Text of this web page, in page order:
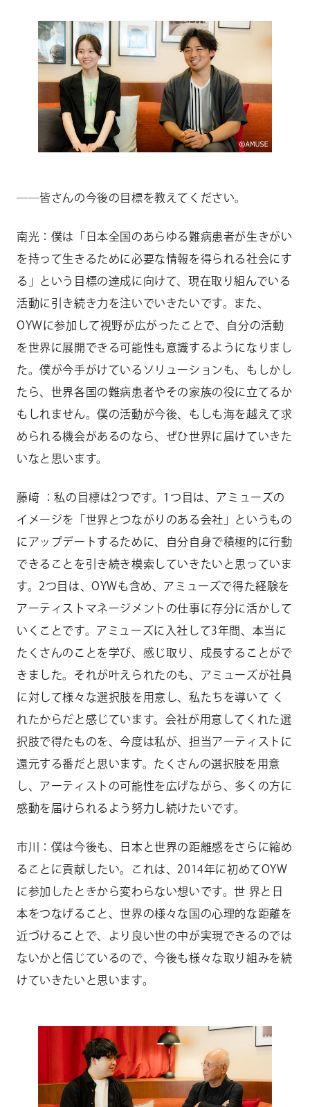
――皆さんの今後の目標を教えてください。
南光：僕は「日本全国のあらゆる難病患者が生きがい
を持って生きるために必要な情報を得られる社会にす
る」という目標の達成に向けて、現在取り組んでいる
活動に引き続き力を注いでいきたいです。また、
OYWに参加して視野が広がったことで、自分の活動
を世界に展開できる可能性も意識するようになりまし
た。僕が今手がけているソリューションも、もしかし
たら、世界各国の難病患者やその家族の役に立てるか
もしれません。僕の活動が今後、もしも海を越えて求
められる機会があるのなら、ぜひ世界に届けていきた
いなと思います。
藤﨑 ：私の目標は2つです。1つ目は、アミューズの
イメージを「世界とつながりのある会社」というもの
にアップデートするために、自分自身で積極的に行動
できることを引き続き模索していきたいと思っていま
す。2つ目は、OYWも含め、アミューズで得た経験を
アーティストマネージメントの仕事に存分に活かして
いくことです。アミューズに入社して3年間、本当に
たくさんのことを学び、感じ取り、成長することがで
きました。それが叶えられたのも、アミューズが社員
に対して様々な選択肢を用意し、私たちを導いて く
れたからだと感じています。会社が用意してくれた選
択肢で得たものを、今度は私が、担当アーティストに
還元する番だと思います。たくさんの選択肢を用意
し、アーティストの可能性を広げながら、多くの方に
感動を届けられるよう努力し続けたいです。
市川：僕は今後も、日本と世界の距離感をさらに縮め
ることに貢献したい。これは、2014年に初めてOYW
に参加したときから変わらない想いです。世 界と日
本をつなげること、世界の様々な国の心理的な距離を
近づけることで、より良い世の中が実現できるのでは
ないかと信じているので、今後も様々な取り組みを続
けていきたいと思います。